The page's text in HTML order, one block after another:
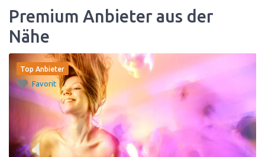
Premium Anbieter aus der
Nähe
Top Anbieter
Favorit